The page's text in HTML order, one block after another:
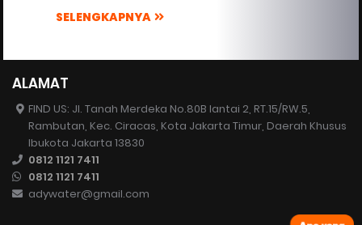
SELENGKAPNYA
ALAMAT
FIND US: Jl. Tanah Merdeka No.80B lantai 2, RT.15/RW.5,
Rambutan, Kec. Ciracas, Kota Jakarta Timur, Daerah Khusus
Ibukota Jakarta 13830
0812 1121 7411
0812 1121 7411
adywater@gmail.com